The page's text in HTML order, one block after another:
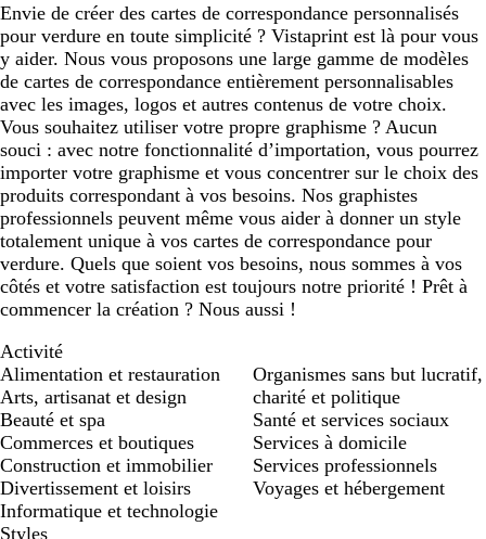
Envie de créer des cartes de correspondance personnalisés
pour verdure en toute simplicité ? Vistaprint est là pour vous
y aider. Nous vous proposons une large gamme de modèles
de cartes de correspondance entièrement personnalisables
avec les images, logos et autres contenus de votre choix.
Vous souhaitez utiliser votre propre graphisme ? Aucun
souci : avec notre fonctionnalité d’importation, vous pourrez
importer votre graphisme et vous concentrer sur le choix des
produits correspondant à vos besoins. Nos graphistes
professionnels peuvent même vous aider à donner un style
totalement unique à vos cartes de correspondance pour
verdure. Quels que soient vos besoins, nous sommes à vos
côtés et votre satisfaction est toujours notre priorité ! Prêt à
commencer la création ? Nous aussi !
Activité
Alimentation et restauration
Arts, artisanat et design
Beauté et spa
Commerces et boutiques
Construction et immobilier
Divertissement et loisirs
Informatique et technologie
Organismes sans but lucratif,
charité et politique
Santé et services sociaux
Services à domicile
Services professionnels
Voyages et hébergement
Styles